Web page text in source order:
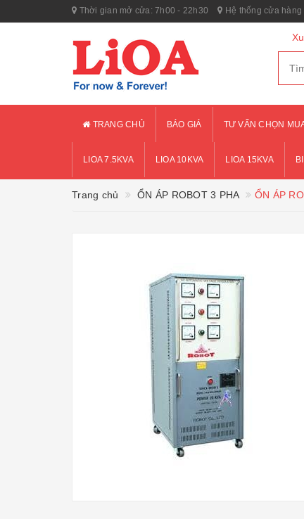
Thời gian mở cửa: 7h00 - 22h30 Hệ thống cửa hàng
TRANG CHỦ BÁO GIÁ TƯ VẤN CHỌN
LIOA 7.5KVA LIOA 10KVA LIOA 15KVA
Trang chủ ỔN ÁP ROBOT 3 PHA ỔN ÁP